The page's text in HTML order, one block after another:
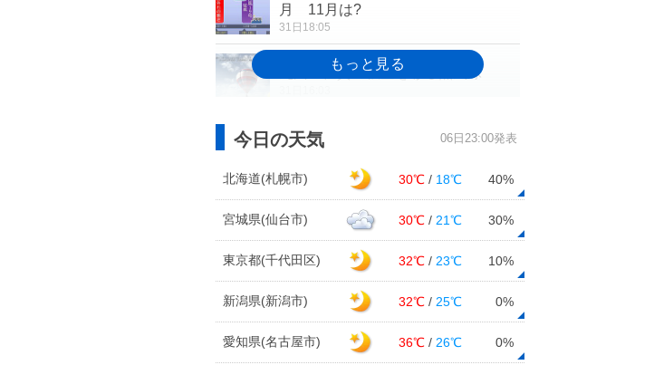
月 11月は?
31日18:05
九州 佐賀の秋空を彩る熱気球
ハロウィンに惑星集合 水星・金
31日15:40
利根川 台風19号で水位も流量もカ
スリーン超え
台風22号(マットゥモ)は熱帯低気圧
に変わりました
31日14:27
九州 今朝この秋一番の冷え込み
今日の天気 06日23:00発表
北海道(札幌市) 30℃ / 18℃ 40%
宮城県(仙台市) 30℃ / 21℃ 30%
東京都(千代田区) 32℃ / 23℃ 10%
新潟県(新潟市) 32℃ / 25℃ 0%
愛知県(名古屋市) 36℃ / 26℃ 0%